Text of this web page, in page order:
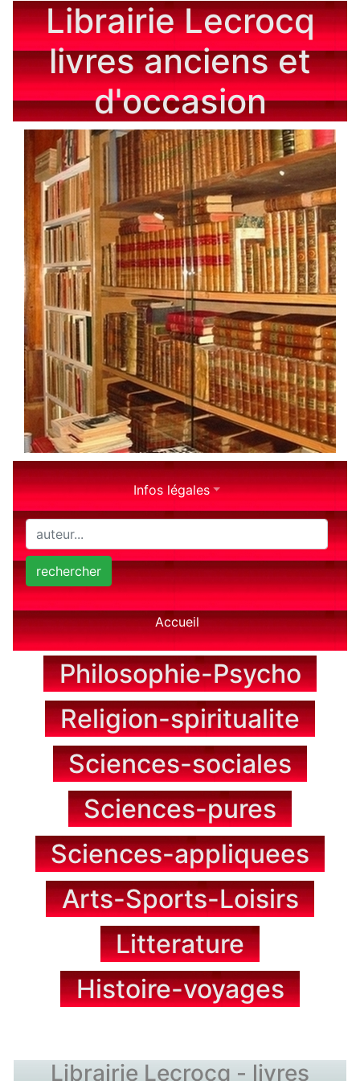
Librairie Lecrocq
livres anciens et
d'occasion
Infos légales
rechercher
Accueil
Philosophie-Psycho
Religion-spiritualite
Sciences-sociales
Sciences-pures
Sciences-appliquees
Arts-Sports-Loisirs
Litterature
Histoire-voyages
Librairie Lecrocq - livres